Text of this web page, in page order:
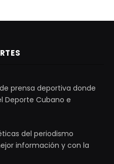
prensa deportiva donde
Deporte Cubano e
del periodismo
información y con la